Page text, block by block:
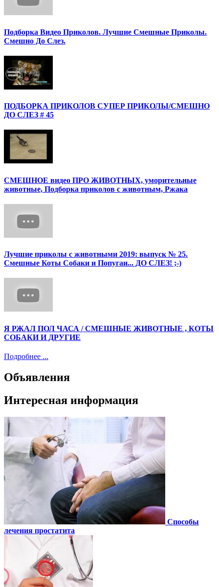
Подборка Видео Приколов. Лучшие Смешные Приколы.
Смешно До Слез.
ПОДБОРКА ПРИКОЛОВ СУПЕР ПРИКОЛЫ/СМЕШНО
ДО СЛЕЗ # 45
СМЕШНОЕ видео ПРО ЖИВОТНЫХ, уморительные
животные, Подборка приколов с животным, Ржака
Лучшие приколы с животными 2019: выпуск № 25.
Смешные Коты Собаки и Попугаи... ДО СЛЕЗ! ;-)
Я РЖАЛ ПОЛ ЧАСА / СМЕШНЫЕ ЖИВОТНЫЕ , КОТЫ
СОБАКИ И ДРУГИЕ
Подробнее ...
Объявления
Интересная информация
Способы
лечения простатита